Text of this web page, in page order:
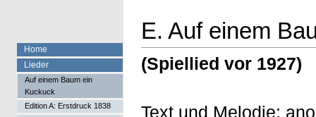
E. Auf einem
(Spiellied vor 1927)
Text und Melodie:
Home
Lieder
Auf einem Baum ein
Kuckuck
Edition A: Erstdruck 1838